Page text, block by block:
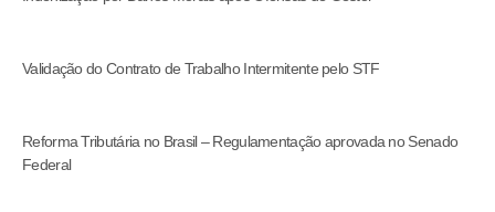
Validação do Contrato de Trabalho Intermitente pelo STF
Reforma Tributária no Brasil – Regulamentação aprovada no Senado
Federal